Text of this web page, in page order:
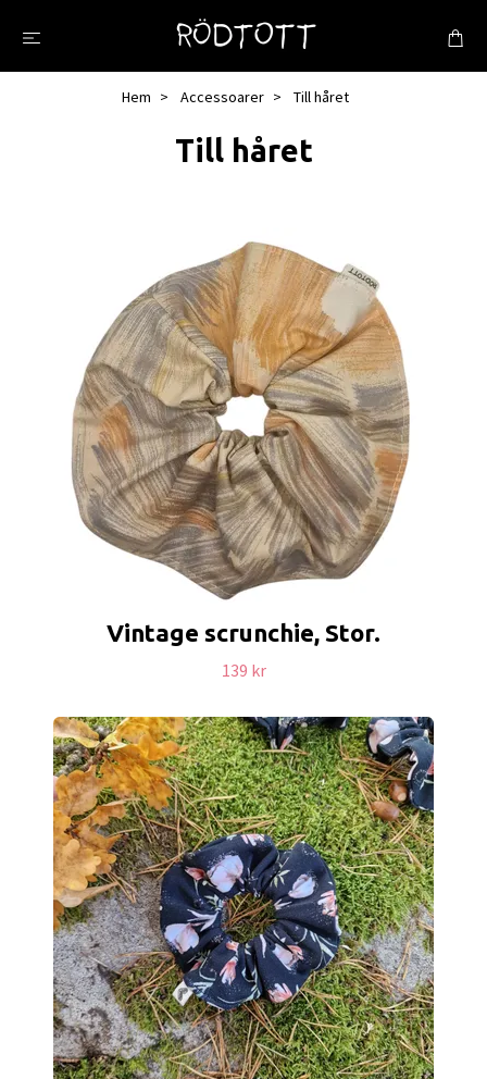
Hem Accessoarer Till håret
Till håret
Vintage scrunchie, Stor.
139 kr